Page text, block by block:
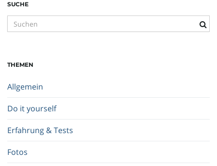
SUCHE
u
b
g
i
f
.
.
THEMEN
Allgemein
Do it yourself
Erfahrung & Tests
Fotos